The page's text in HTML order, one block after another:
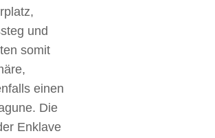
und
somit
einen
Die
Enklave